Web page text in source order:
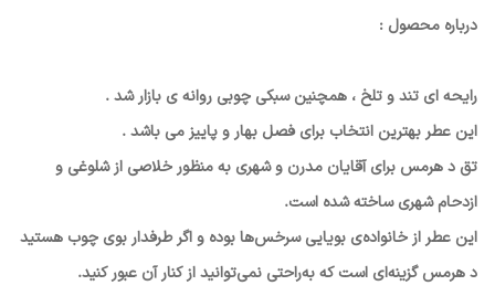
درباره محصول :
رایحه ای تند و تلخ ، همچنین سبکی چوبی روانه ی بازار شد .
این عطر بهترین انتخاب برای فصل بهار و پاییز می باشد .
تق د هرمس برای آقایان مدرن و شهری به منظور خلاصی از شلوغی و
ازدحام شهری ساخته شده است.
این عطر از خانواده‌ی بویایی سرخس‌ها بوده و اگر طرفدار بوی چوب هستید
د هرمس گزینه‌ای است که به‌راحتی نمی‌توانید از کنار آن عبور کنید.